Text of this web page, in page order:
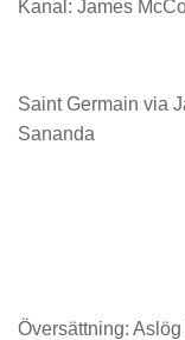
Kanal: James
Saint Germain via
Sananda
Översättning: